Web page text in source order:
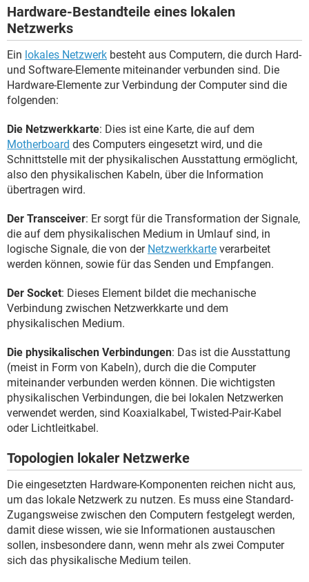
Hardware-Bestandteile eines lokalen
Netzwerks
Ein lokales Netzwerk besteht aus Computern, die durch Hard-
und Software-Elemente miteinander verbunden sind. Die
Hardware-Elemente zur Verbindung der Computer sind die
folgenden:
Die Netzwerkkarte: Dies ist eine Karte, die auf dem
Motherboard des Computers eingesetzt wird, und die
Schnittstelle mit der physikalischen Ausstattung ermöglicht,
also den physikalischen Kabeln, über die Information
übertragen wird.
Der Transceiver: Er sorgt für die Transformation der Signale,
die auf dem physikalischen Medium in Umlauf sind, in
logische Signale, die von der Netzwerkkarte verarbeitet
werden können, sowie für das Senden und Empfangen.
Der Socket: Dieses Element bildet die mechanische
Verbindung zwischen Netzwerkkarte und dem
physikalischen Medium.
Die physikalischen Verbindungen: Das ist die Ausstattung
(meist in Form von Kabeln), durch die die Computer
miteinander verbunden werden können. Die wichtigsten
physikalischen Verbindungen, die bei lokalen Netzwerken
verwendet werden, sind Koaxialkabel, Twisted-Pair-Kabel
oder Lichtleitkabel.
Topologien lokaler Netzwerke
Die eingesetzten Hardware-Komponenten reichen nicht aus,
um das lokale Netzwerk zu nutzen. Es muss eine Standard-
Zugangsweise zwischen den Computern festgelegt werden,
damit diese wissen, wie sie Informationen austauschen
sollen, insbesondere dann, wenn mehr als zwei Computer
sich das physikalische Medium teilen.